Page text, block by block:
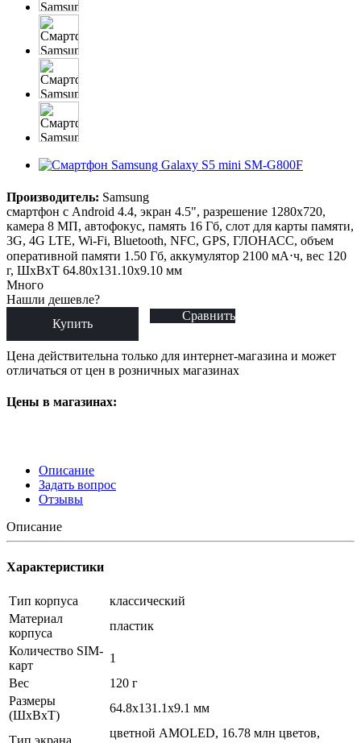
Производитель: Samsung
смартфон с Android 4.4, экран 4.5", разрешение 1280x720,
камера 8 МП, автофокус, память 16 Гб, слот для карты памяти,
3G, 4G LTE, Wi-Fi, Bluetooth, NFC, GPS, ГЛОНАСС, объем
оперативной памяти 1.50 Гб, аккумулятор 2100 мА⋅ч, вес 120
г, ШxВxТ 64.80x131.10x9.10 мм
Много
Нашли дешевле?
Купить
Сравнить
Цена действительна только для интернет-магазина и может
отличаться от цен в розничных магазинах
Цены в магазинах:
Описание
Задать вопрос
Отзывы
Описание
Характеристики
Тип корпуса
классический
Материал
корпуса
пластик
Количество SIM-
карт
1
Вес
120 г
Размеры
(ШxВxТ)
64.8x131.1x9.1 мм
Тип экрана
цветной AMOLED, 16.78 млн цветов,